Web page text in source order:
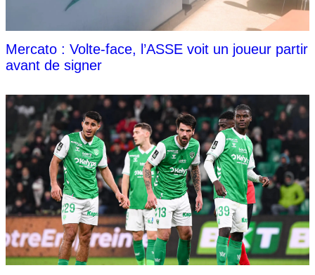
Mercato : Volte-face, l’ASSE voit un joueur partir
avant de signer